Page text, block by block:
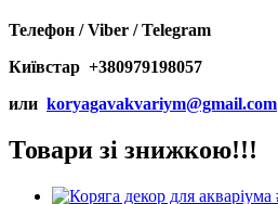
Телефон / Viber / Telegram
Київстар +380979198057
или koryagavakvariym@gmail.com
Товари зі знижкою!!!